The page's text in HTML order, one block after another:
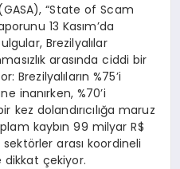
“State of Scam
13 Kasım’da
Brezilyalılar
arasında ciddi bir
Brezilyalıların%75’i
inanırken, %70’i
dolandırıcılığa maruz
kaybın 99 milyar R$
örler arası koordineli
çekiyor.